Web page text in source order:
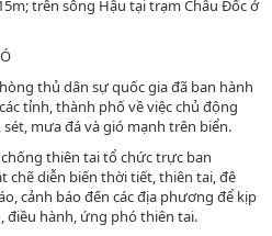
trên sông Hậu tại trạm Châu Đốc ở
thủ dân sự quốc gia đã ban hành
tỉnh, thành phố về việc chủ động
mưa đá và gió mạnh trên biển.
thiên tai tổ chức trực ban
chẽ diễn biến thời tiết, thiên tai, đê
cảnh báo đến các địa phương để kịp
điều hành, ứng phó thiên tai.